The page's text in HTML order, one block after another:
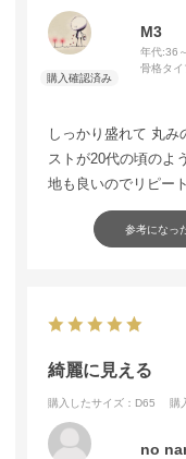
M3
年代:36
骨格タ
しっかり盛れて 丸
ストが20代の頃のよ
地も良いのでリピー
参考になっ
綺麗に見える
購入したサイズ：D65 購
no